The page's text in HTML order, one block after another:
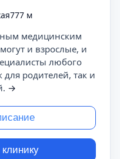
777 м
медицинским
и взрослые, и
любого
родителей, так и
→